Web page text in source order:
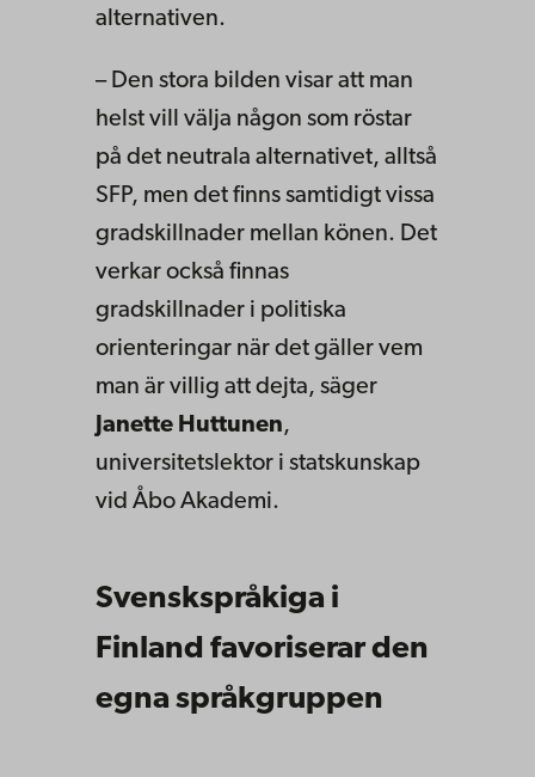
alternativen.
– Den stora bilden visar att man
helst vill välja någon som röstar
på det neutrala alternativet, alltså
SFP, men det finns samtidigt vissa
gradskillnader mellan könen. Det
verkar också finnas
gradskillnader i politiska
orienteringar när det gäller vem
man är villig att dejta, säger
Janette Huttunen,
universitetslektor i statskunskap
vid Åbo Akademi.
Svenskspråkiga i
Finland favoriserar den
egna språkgruppen